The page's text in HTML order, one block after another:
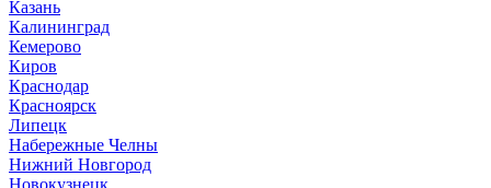
Казань
Калининград
Кемерово
Киров
Краснодар
Красноярск
Липецк
Набережные Челны
Нижний Новгород
Новокузнецк